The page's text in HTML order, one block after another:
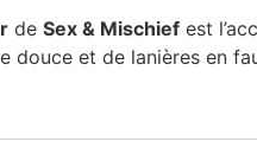
de Sex & Mischief est
et de lanières en